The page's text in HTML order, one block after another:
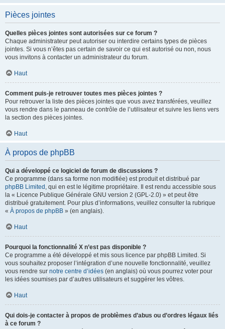
Pièces jointes
Quelles pièces jointes sont autorisées sur ce forum ?
Chaque administrateur peut autoriser ou interdire certains types de pièces
jointes. Si vous n’êtes pas certain de savoir ce qui est autorisé ou non, nous
vous invitons à contacter un administrateur du forum.
Haut
Comment puis-je retrouver toutes mes pièces jointes ?
Pour retrouver la liste des pièces jointes que vous avez transférées, veuillez
vous rendre dans le panneau de contrôle de l’utilisateur et suivre les liens vers
la section des pièces jointes.
Haut
À propos de phpBB
Qui a développé ce logiciel de forum de discussions ?
Ce programme (dans sa forme non modifiée) est produit et distribué par
phpBB Limited , qui en est le légitime propriétaire. Il est rendu accessible sous
la « Licence Publique Générale GNU version 2 (GPL-2.0) » et peut être
distribué gratuitement. Pour plus d’informations, veuillez consulter la rubrique
« À propos de phpBB » (en anglais).
Haut
Pourquoi la fonctionnalité X n’est pas disponible ?
Ce programme a été développé et mis sous licence par phpBB Limited. Si
vous souhaitez proposer l’intégration d’une nouvelle fonctionnalité, veuillez
vous rendre sur notre centre d’idées (en anglais) où vous pourrez voter pour
les idées soumises par d’autres utilisateurs et suggérer les vôtres.
Haut
Qui dois-je contacter à propos de problèmes d’abus ou d’ordres légaux liés
à ce forum ?